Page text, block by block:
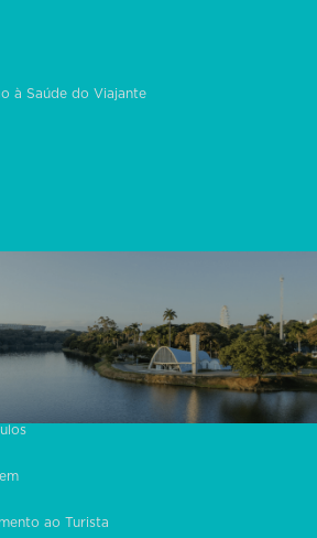
à Saúde do Viajante
ao Turista